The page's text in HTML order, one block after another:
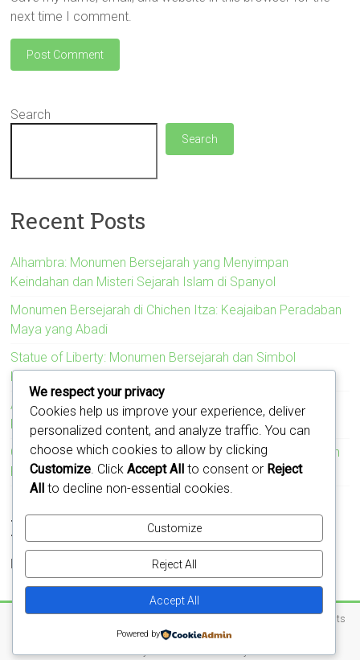
next time I comment.
Search
Search
Recent Posts
Alhambra: Monumen Bersejarah yang Menyimpan
Keindahan dan Misteri Sejarah Islam di Spanyol
Monumen Bersejarah di Chichen Itza: Keajaiban Peradaban
Maya yang Abadi
Statue of Liberty: Monumen Bersejarah dan Simbol
Kebebasan Amerika Serikat
Acropolis: Monumen Bersejarah yang Menyimbolkan
Kejayaan Peradaban Yunani Kuno
Colosseum: Monumen Bersejarah yang Mengukir Kejayaan
Romawi
Recent Comments
No comments to show.
. All rights
reserved.
We respect your privacy
Cookies help us improve your experience, deliver
personalized content, and analyze traffic. You can
choose which cookies to allow by clicking
Customize . Click Accept All to consent or Reject
All to decline non-essential cookies.
Customize
Reject All
Accept All
Powered by